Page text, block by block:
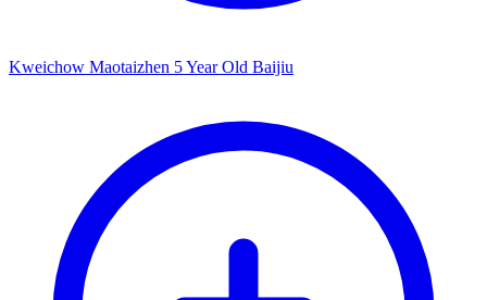
Kweichow Maotaizhen 5 Year Old Baijiu